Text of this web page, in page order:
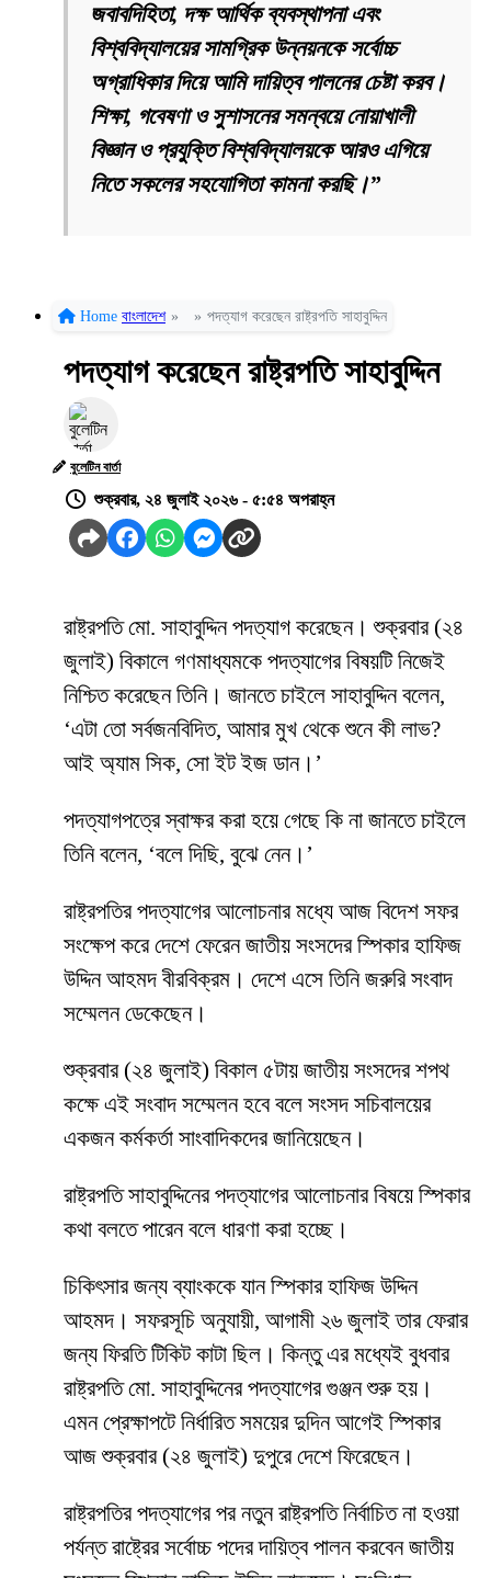
জবাবদিহিতা, দক্ষ আর্থিক ব্যবস্থাপনা এবং
বিশ্ববিদ্যালয়ের সামগ্রিক উন্নয়নকে সর্বোচ্চ
অগ্রাধিকার দিয়ে আমি দায়িত্ব পালনের চেষ্টা করব।
শিক্ষা, গবেষণা ও সুশাসনের সমন্বয়ে নোয়াখালী
বিজ্ঞান ও প্রযুক্তি বিশ্ববিদ্যালয়কে আরও এগিয়ে
নিতে সকলের সহযোগিতা কামনা করছি।”
Home বাংলাদেশ » » পদত্যাগ করেছেন রাষ্ট্রপতি সাহাবুদ্দিন
পদত্যাগ করেছেন রাষ্ট্রপতি সাহাবুদ্দিন
বুলেটিন বার্তা
শুক্রবার, ২৪ জুলাই ২০২৬ - ৫:৫৪ অপরাহ্ন
রাষ্ট্রপতি মো. সাহাবুদ্দিন পদত্যাগ করেছেন। শুক্রবার (২৪
জুলাই) বিকালে গণমাধ্যমকে পদত্যাগের বিষয়টি নিজেই
নিশ্চিত করেছেন তিনি। জানতে চাইলে সাহাবুদ্দিন বলেন,
‘এটা তো সর্বজনবিদিত, আমার মুখ থেকে শুনে কী লাভ?
আই অ্যাম সিক, সো ইট ইজ ডান।’
পদত্যাগপত্রে স্বাক্ষর করা হয়ে গেছে কি না জানতে চাইলে
তিনি বলেন, ‘বলে দিছি, বুঝে নেন।’
রাষ্ট্রপতির পদত্যাগের আলোচনার মধ্যে আজ বিদেশ সফর
সংক্ষেপ করে দেশে ফেরেন জাতীয় সংসদের স্পিকার হাফিজ
উদ্দিন আহমদ বীরবিক্রম। দেশে এসে তিনি জরুরি সংবাদ
সম্মেলন ডেকেছেন।
শুক্রবার (২৪ জুলাই) বিকাল ৫টায় জাতীয় সংসদের শপথ
কক্ষে এই সংবাদ সম্মেলন হবে বলে সংসদ সচিবালয়ের
একজন কর্মকর্তা সাংবাদিকদের জানিয়েছেন।
রাষ্ট্রপতি সাহাবুদ্দিনের পদত্যাগের আলোচনার বিষয়ে স্পিকার
কথা বলতে পারেন বলে ধারণা করা হচ্ছে।
চিকিৎসার জন্য ব্যাংককে যান স্পিকার হাফিজ উদ্দিন
আহমদ। সফরসূচি অনুযায়ী, আগামী ২৬ জুলাই তার ফেরার
জন্য ফিরতি টিকিট কাটা ছিল। কিন্তু এর মধ্যেই বুধবার
রাষ্ট্রপতি মো. সাহাবুদ্দিনের পদত্যাগের গুঞ্জন শুরু হয়।
এমন প্রেক্ষাপটে নির্ধারিত সময়ের দুদিন আগেই স্পিকার
আজ শুক্রবার (২৪ জুলাই) দুপুরে দেশে ফিরেছেন।
রাষ্ট্রপতির পদত্যাগের পর নতুন রাষ্ট্রপতি নির্বাচিত না হওয়া
পর্যন্ত রাষ্ট্রের সর্বোচ্চ পদের দায়িত্ব পালন করবেন জাতীয়